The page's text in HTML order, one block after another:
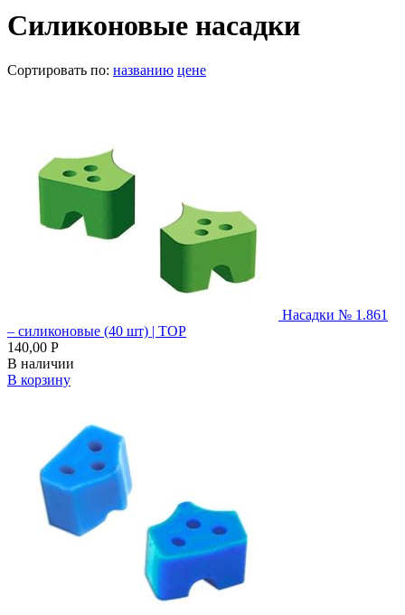
Силиконовые насадки
Сортировать по: названию цене
Насадки № 1.861
– силиконовые (40 шт) | ТОР
140,00 Р
В наличии
В корзину